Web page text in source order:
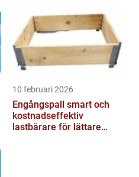
10 februari 2026
Engångspall smart och
kostnadseffektiv
lastbärare för lättare